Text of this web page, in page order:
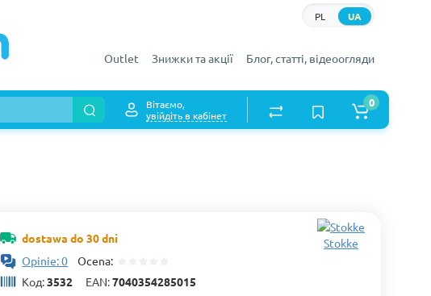
PL UA
Outlet Знижки та акції Блог, статті, відеоогляди
Вітаємо,
увійдіть в кабінет
0
dostawa do 30 dni
Opinie: 0 Ocena:
Код:3532 EAN:7040354285015
Stokke